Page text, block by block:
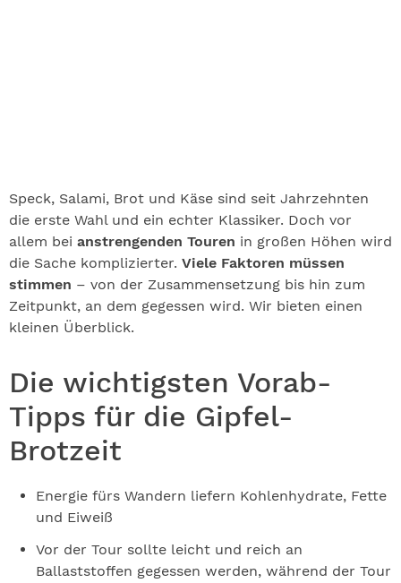
Speck, Salami, Brot und Käse sind seit Jahrzehnten
die erste Wahl und ein echter Klassiker. Doch vor
allem bei anstrengenden Touren in großen Höhen wird
die Sache komplizierter. Viele Faktoren müssen
stimmen – von der Zusammensetzung bis hin zum
Zeitpunkt, an dem gegessen wird. Wir bieten einen
kleinen Überblick.
Die wichtigsten Vorab-
Tipps für die Gipfel-
Brotzeit
Energie fürs Wandern liefern Kohlenhydrate, Fette
und Eiweiß
Vor der Tour sollte leicht und reich an
Ballaststoffen gegessen werden, während der Tour